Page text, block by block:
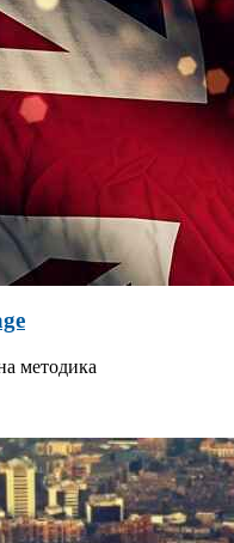
методика